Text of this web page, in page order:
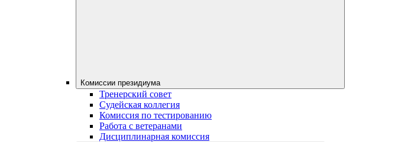
Комиссии президиума
Тренерский совет
Судейская коллегия
Комиссия по тестированию
Работа с ветеранами
Дисциплинарная комиссия